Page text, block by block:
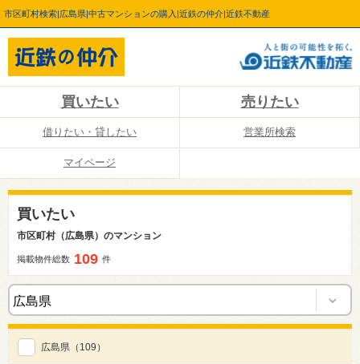
市区町村検索|広島県|中古マンションの購入|近鉄の仲介|近鉄不動産
買いたい 売りたい
借りたい・貸したい 営業所検索
マイページ
買いたい
市区町村（広島県）のマンション
掲載物件総数 109 件
広島県 （109）